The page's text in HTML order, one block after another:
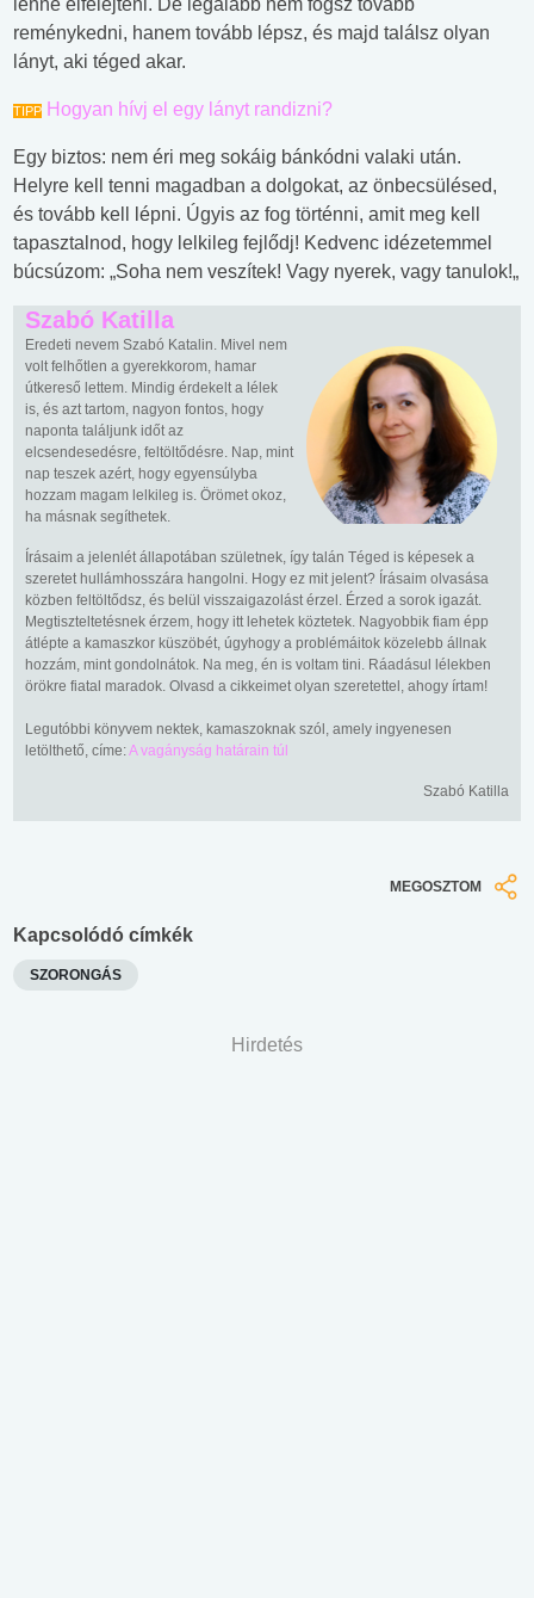
lenne elfelejteni. De legalább nem fogsz tovább
reménykedni, hanem tovább lépsz, és majd találsz olyan
lányt, aki téged akar.
TIPP Hogyan hívj el egy lányt randizni?
Egy biztos: nem éri meg sokáig bánkódni valaki után.
Helyre kell tenni magadban a dolgokat, az önbecsülésed,
és tovább kell lépni. Úgyis az fog történni, amit meg kell
tapasztalnod, hogy lelkileg fejlődj! Kedvenc idézetemmel
búcsúzom: „Soha nem veszítek! Vagy nyerek, vagy tanulok!„
Szabó Katilla
Eredeti nevem Szabó Katalin. Mivel nem
volt felhőtlen a gyerekkorom, hamar
útkereső lettem. Mindig érdekelt a lélek
is, és azt tartom, nagyon fontos, hogy
naponta találjunk időt az
elcsendesedésre, feltöltődésre. Nap, mint
nap teszek azért, hogy egyensúlyba
hozzam magam lelkileg is. Örömet okoz,
ha másnak segíthetek.
Írásaim a jelenlét állapotában születnek, így talán Téged is képesek a
szeretet hullámhosszára hangolni. Hogy ez mit jelent? Írásaim olvasása
közben feltöltődsz, és belül visszaigazolást érzel. Érzed a sorok igazát.
Megtiszteltetésnek érzem, hogy itt lehetek köztetek. Nagyobbik fiam épp
átlépte a kamaszkor küszöbét, úgyhogy a problémáitok közelebb állnak
hozzám, mint gondolnátok. Na meg, én is voltam tini. Ráadásul lélekben
örökre fiatal maradok. Olvasd a cikkeimet olyan szeretettel, ahogy írtam!
Legutóbbi könyvem nektek, kamaszoknak szól, amely ingyenesen
letölthető, címe:A vagányság határain túl
Szabó Katilla
MEGOSZTOM
Kapcsolódó címkék
SZORONGÁS
Hirdetés